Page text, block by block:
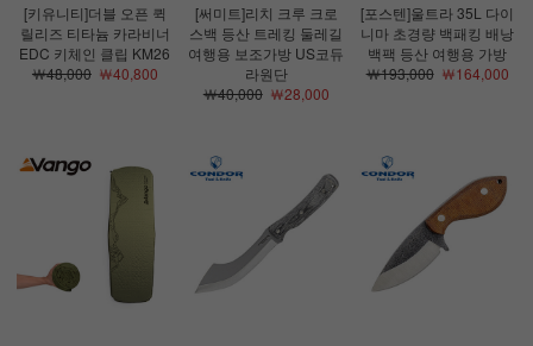
[키유니티]더블 오픈 퀵
릴리즈 티타늄 카라비너
EDC 키체인 클립 KM26
￦48,000￦40,800
[써미트]리치 크루 크로
스백 등산 트레킹 둘레길
여행용 보조가방 US코듀
라원단
￦40,000￦28,000
[포스텐]울트라 35L 다이
니마 초경량 백패킹 배낭
백팩 등산 여행용 가방
￦193,000￦164,000